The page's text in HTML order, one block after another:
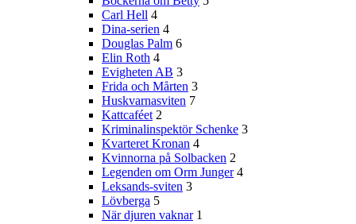
Carl Hell 4
Dina-serien 4
Douglas Palm 6
Elin Roth 4
Evigheten AB 3
Frida och Mårten 3
Huskvarnasviten 7
Kattcaféet 2
Kriminalinspektör Schenke 3
Kvarteret Kronan 4
Kvinnorna på Solbacken 2
Legenden om Orm Junger 4
Leksands-sviten 3
Lövberga 5
När djuren vaknar 1